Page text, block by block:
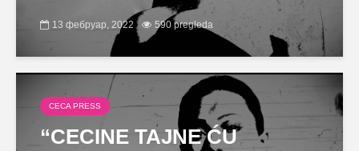
13 фебруар, 2022 590 pregleda
CECA PRESS
“CECINE TAJNE ĆU